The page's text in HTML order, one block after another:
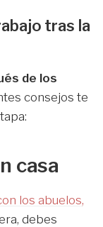
tras la
de los
consejos te
casa
los abuelos,
debes